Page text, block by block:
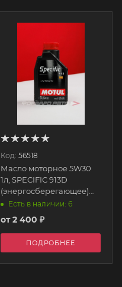
Код: 56518
Масло моторное 5W30
1л, SPECIFIC 913D
(энергосберегающее)
A5/B5 M2C 113225 MOTUL
Есть в наличии: 6
от2 400 ₽
ПОДРОБНЕЕ